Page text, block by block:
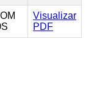
Visualizar
PDF